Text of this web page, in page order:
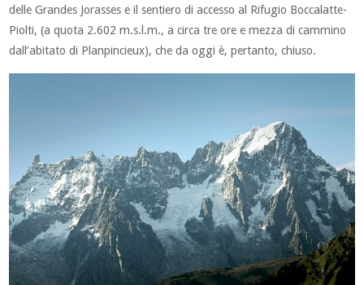
delle Grandes Jorasses e il sentiero di accesso al Rifugio Boccalatte-
Piolti, (a quota 2.602 m.s.l.m., a circa tre ore e mezza di cammino
dall’abitato di Planpincieux), che da oggi è, pertanto, chiuso.